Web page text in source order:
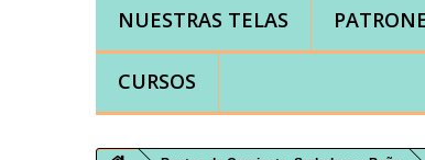
NUESTRAS TELAS
CURSOS